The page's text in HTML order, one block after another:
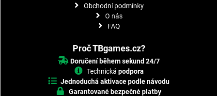
Obchodní podmínky
O nás
FAQ
Proč TBgames.cz?
Doručení během sekund 24/7
Technická podpora
Jednoduchá aktivace podle návodu
Garantované bezpečné platby